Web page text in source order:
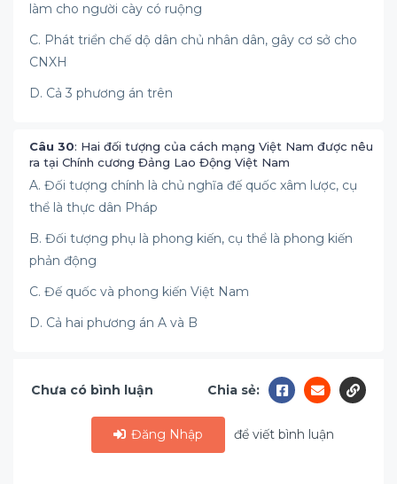
làm cho người cày có ruộng
C. Phát triển chế dộ dân chủ nhân dân, gây cơ sở cho
CNXH
D. Cả 3 phương án trên
Câu 30: Hai đối tượng của cách mạng Việt Nam được nêu
ra tại Chính cương Đảng Lao Động Việt Nam
A. Đối tượng chính là chủ nghĩa đế quốc xâm lược, cụ
thể là thực dân Pháp
B. Đối tượng phụ là phong kiến, cụ thể là phong kiến
phản động
C. Đế quốc và phong kiến Việt Nam
D. Cả hai phương án A và B
Chưa có bình luận Chia sẻ:
Đăng Nhập để viết bình luận